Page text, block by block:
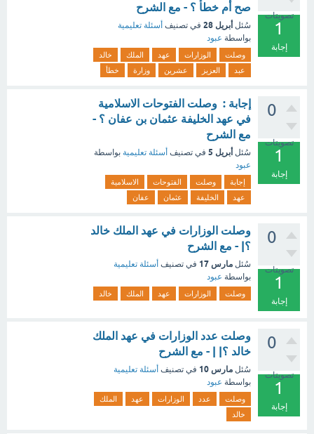
تصويتات
1
إجابة
صح أم خطأ ؟ - مع الشرح
سُئل أبريل 28 في تصنيف أسئلة تعليمية
بواسطة عبود
وصلت الوزارات عهد الملك
خالد
عبد
العزيز عشرين وزارة خطأ
0
تصويتات
1
إجابة
إجابة : وصلت الفتوحات الاسلامية
في عهد الخليفة عثمان بن عفان ؟ -
مع الشرح
سُئل أبريل 5 في تصنيف أسئلة تعليمية بواسطة
عبود
إجابة وصلت الفتوحات
الاسلامية
عهد
الخليفة عثمان عفان
0
تصويتات
1
إجابة
وصلت الوزارات في عهد الملك خالد
؟| - مع الشرح
سُئل مارس 17 في تصنيف أسئلة تعليمية
بواسطة عبود
وصلت الوزارات عهد الملك خالد
0
تصويتات
1
إجابة
وصلت عدد الوزارات في عهد الملك
خالد ؟| | - مع الشرح
سُئل مارس 10 في تصنيف أسئلة تعليمية
بواسطة عبود
وصلت عدد الوزارات عهد
الملك
خالد